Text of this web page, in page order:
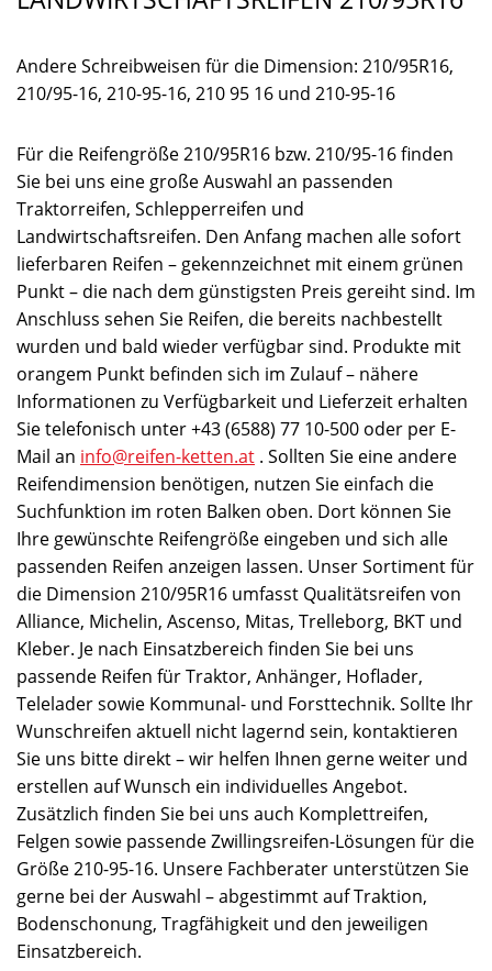
Andere Schreibweisen für die Dimension: 210/95R16,
210/95-16, 210-95-16, 210 95 16 und 210-95-16
Für die Reifengröße 210/95R16 bzw. 210/95-16 finden
Sie bei uns eine große Auswahl an passenden
Traktorreifen, Schlepperreifen und
Landwirtschaftsreifen. Den Anfang machen alle sofort
lieferbaren Reifen – gekennzeichnet mit einem grünen
Punkt – die nach dem günstigsten Preis gereiht sind. Im
Anschluss sehen Sie Reifen, die bereits nachbestellt
wurden und bald wieder verfügbar sind. Produkte mit
orangem Punkt befinden sich im Zulauf – nähere
Informationen zu Verfügbarkeit und Lieferzeit erhalten
Sie telefonisch unter +43 (6588) 77 10-500 oder per E-
Mail an info@reifen-ketten.at . Sollten Sie eine andere
Reifendimension benötigen, nutzen Sie einfach die
Suchfunktion im roten Balken oben. Dort können Sie
Ihre gewünschte Reifengröße eingeben und sich alle
passenden Reifen anzeigen lassen. Unser Sortiment für
die Dimension 210/95R16 umfasst Qualitätsreifen von
Alliance, Michelin, Ascenso, Mitas, Trelleborg, BKT und
Kleber. Je nach Einsatzbereich finden Sie bei uns
passende Reifen für Traktor, Anhänger, Hoflader,
Telelader sowie Kommunal- und Forsttechnik. Sollte Ihr
Wunschreifen aktuell nicht lagernd sein, kontaktieren
Sie uns bitte direkt – wir helfen Ihnen gerne weiter und
erstellen auf Wunsch ein individuelles Angebot.
Zusätzlich finden Sie bei uns auch Komplettreifen,
Felgen sowie passende Zwillingsreifen-Lösungen für die
Größe 210-95-16. Unsere Fachberater unterstützen Sie
gerne bei der Auswahl – abgestimmt auf Traktion,
Bodenschonung, Tragfähigkeit und den jeweiligen
Einsatzbereich.